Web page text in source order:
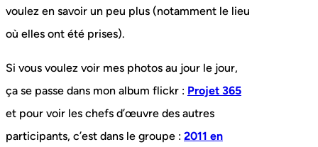
voulez en savoir un peu plus (notamment le lieu
où elles ont été prises).
Si vous voulez voir mes photos au jour le jour,
ça se passe dans mon album flickr : Projet 365
et pour voir les chefs d’œuvre des autres
participants, c’est dans le groupe : 2011 en